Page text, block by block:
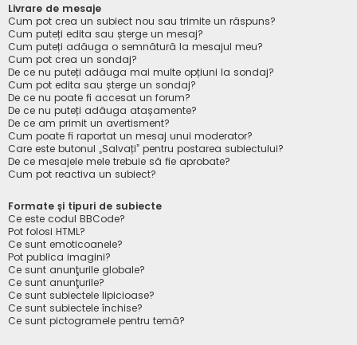
Livrare de mesaje
Cum pot crea un subiect nou sau trimite un răspuns?
Cum puteți edita sau șterge un mesaj?
Cum puteți adăuga o semnătură la mesajul meu?
Cum pot crea un sondaj?
De ce nu puteți adăuga mai multe opțiuni la sondaj?
Cum pot edita sau șterge un sondaj?
De ce nu poate fi accesat un forum?
De ce nu puteți adăuga atașamente?
De ce am primit un avertisment?
Cum poate fi raportat un mesaj unui moderator?
Care este butonul „Salvați” pentru postarea subiectului?
De ce mesajele mele trebuie să fie aprobate?
Cum pot reactiva un subiect?
Formate și tipuri de subiecte
Ce este codul BBCode?
Pot folosi HTML?
Ce sunt emoticoanele?
Pot publica imagini?
Ce sunt anunţurile globale?
Ce sunt anunţurile?
Ce sunt subiectele lipicioase?
Ce sunt subiectele închise?
Ce sunt pictogramele pentru temă?